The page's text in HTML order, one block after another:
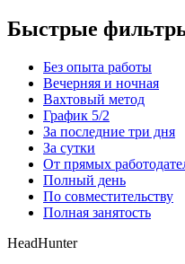
Быстрые
Без опыта работы
Вечерняя и ночная
Вахтовый метод
График 5/2
За последние три дня
За сутки
От прямых
Полный день
По совместительству
Полная занятость
HeadHunter